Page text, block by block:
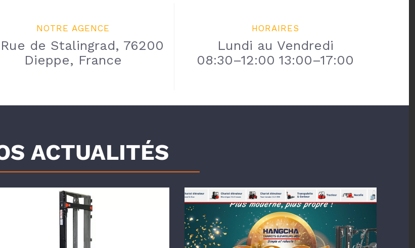
NOTRE AGENCE
de Stalingrad, 76200
Dieppe, France
HORAIRES
Lundi au Vendredi
08:30–12:00 13:00–17:00
ACTUALITÉS